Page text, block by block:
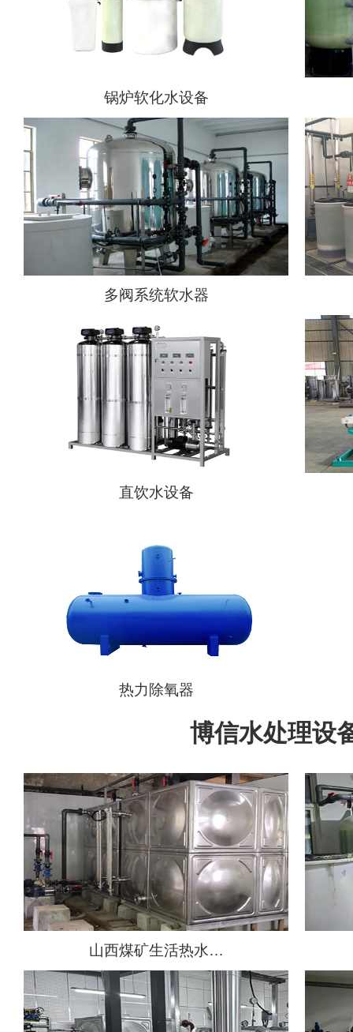
锅炉软化水设备
多阀系统软水器
直饮水设备
热力除氧器
博信水处理设
山西煤矿生活热水…